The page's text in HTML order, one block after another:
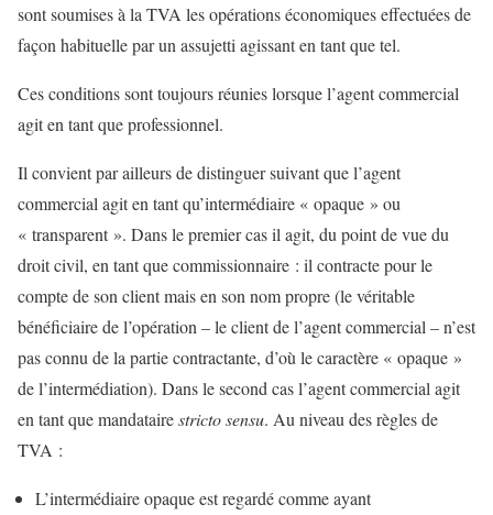
sont soumises à la TVA les opérations économiques effectuées de
façon habituelle par un assujetti agissant en tant que tel.
Ces conditions sont toujours réunies lorsque l’agent commercial
agit en tant que professionnel.
Il convient par ailleurs de distinguer suivant que l’agent
commercial agit en tant qu’intermédiaire « opaque » ou
« transparent ». Dans le premier cas il agit, du point de vue du
droit civil, en tant que commissionnaire : il contracte pour le
compte de son client mais en son nom propre (le véritable
bénéficiaire de l’opération – le client de l’agent commercial – n’est
pas connu de la partie contractante, d’où le caractère « opaque »
de l’intermédiation). Dans le second cas l’agent commercial agit
en tant que mandatairestricto sensu. Au niveau des règles de
TVA :
L’intermédiaire opaque est regardé comme ayant